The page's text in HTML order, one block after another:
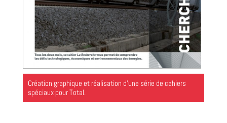
Création graphique et réalisation d’une série de cahiers
spéciaux pour Total.